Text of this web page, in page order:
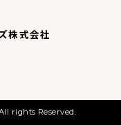
株式会社
rights Reserved.